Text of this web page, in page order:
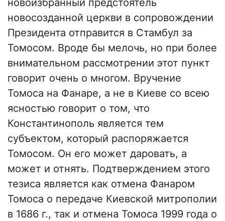
новоизбранный предстоятель
новосозданной церкви в сопровождении
Президента отправится в Стамбул за
Томосом. Вроде бы мелочь, но при более
внимательном рассмотрении этот пункт
говорит очень о многом. Вручение
Томоса на Фанаре, а не в Киеве со всею
ясностью говорит о том, что
Константинополь является тем
субъектом, который распоряжается
Томосом. Он его может даровать, а
может и отнять. Подтверждением этого
тезиса является как отмена Фанаром
Томоса о передаче Киевской митрополии
в 1686 г., так и отмена Томоса 1999 года о